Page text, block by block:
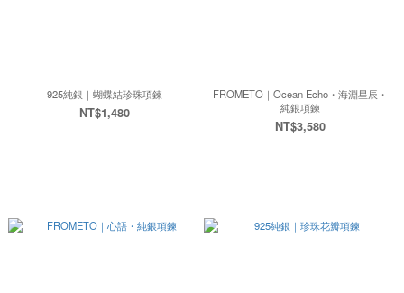
925純銀｜蝴蝶結珍珠項鍊
NT$1,480
FROMETO｜Ocean Echo・海淵星辰・
純銀項鍊
NT$3,580